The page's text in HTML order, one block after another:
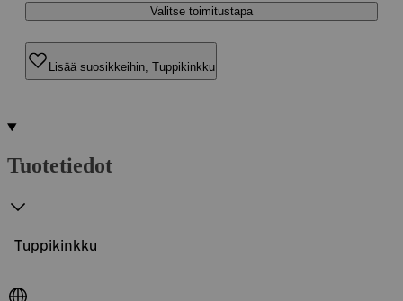
Valitse toimitustapa
Lisää suosikkeihin, Tuppikinkku
Tuotetiedot
Tuppikinkku